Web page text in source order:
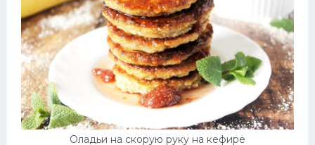
Оладьи на скорую руку на кефире